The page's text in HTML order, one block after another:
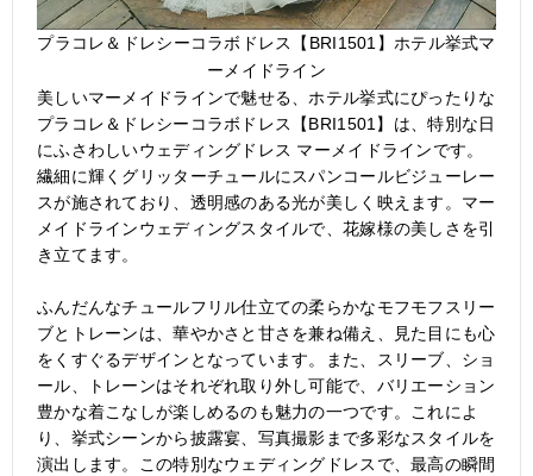
プラコレ＆ドレシーコラボドレス【BRI1501】ホテル挙式マ
ーメイドライン
美しいマーメイドラインで魅せる、ホテル挙式にぴったりな
プラコレ＆ドレシーコラボドレス【BRI1501】は、特別な日
にふさわしいウェディングドレス マーメイドラインです。
繊細に輝くグリッターチュールにスパンコールビジューレー
スが施されており、透明感のある光が美しく映えます。マー
メイドラインウェディングスタイルで、花嫁様の美しさを引
き立てます。
ふんだんなチュールフリル仕立ての柔らかなモフモフスリー
ブとトレーンは、華やかさと甘さを兼ね備え、見た目にも心
をくすぐるデザインとなっています。また、スリーブ、ショ
ール、トレーンはそれぞれ取り外し可能で、バリエーション
豊かな着こなしが楽しめるのも魅力の一つです。これによ
り、挙式シーンから披露宴、写真撮影まで多彩なスタイルを
演出します。この特別なウェディングドレスで、最高の瞬間